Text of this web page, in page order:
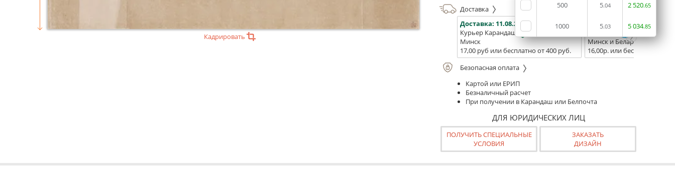
Кадрировать
500 5.04 2 520.65
1000 5.03 5034.85
Доставка
Доставка: 11.08.2026
Курьер Карандаш
Минск
17,00 руб или бесплатно от 400 руб.
Доставка:
13.08.2026 -
Минск и Беларусь
16,00р. или бесплатно от
Безопасная оплата
Картой или ЕРИП
Безналичный расчет
При получении в Карандаш или Белпочта
ДЛЯ ЮРИДИЧЕСКИХ ЛИЦ
ПОЛУЧИТЬ СПЕЦИАЛЬНЫЕ
УСЛОВИЯ
ЗАКАЗАТЬ
ДИЗАЙН